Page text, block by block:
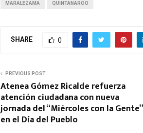
MARALEZAMA QUINTANAROO
SHARE 0
PREVIOUS POST
Atenea Gómez Ricalde refuerza
atención ciudadana con nueva
jornada del “Miércoles con la Gente”
en el Día del Pueblo